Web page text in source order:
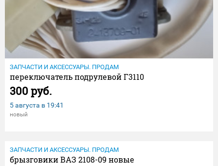
ЗАПЧАСТИ И АКСЕССУАРЫ. ПРОДАМ
переключатель подрулевой Г3110
300 руб.
5 августа в 19:41
новый
ЗАПЧАСТИ И АКСЕССУАРЫ. ПРОДАМ
брызговики ВАЗ 2108-09 новые